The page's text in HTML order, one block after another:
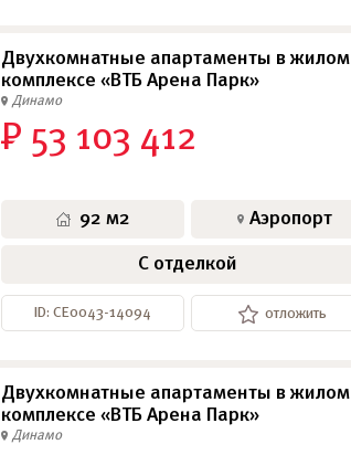
Двухкомнатные апартаменты в жилом
комплексе «ВТБ Арена Парк»
Динамо
₽ 53 103 412
92 м2 Аэропорт
С отделкой
ID: СЕ0043-14094 отложить
Двухкомнатные апартаменты в жилом
комплексе «ВТБ Арена Парк»
Динамо